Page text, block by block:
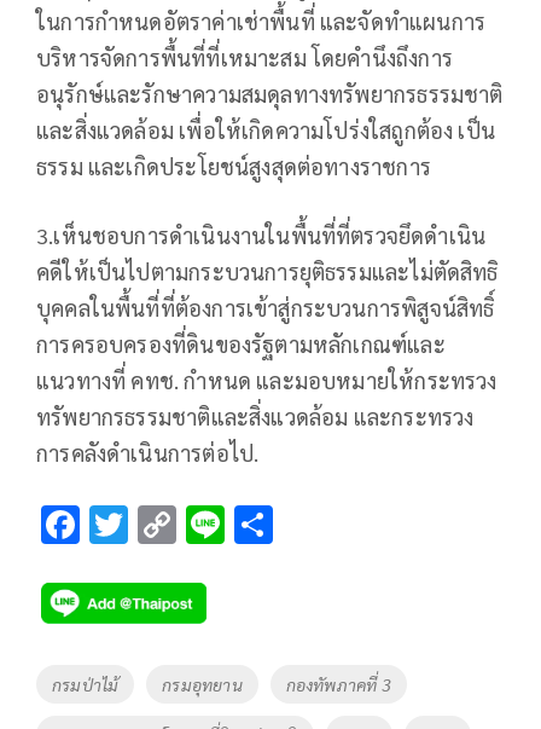
ในการกำหนดอัตราค่าเช่าพื้นที่ และจัดทำแผนการ
บริหารจัดการพื้นที่ที่เหมาะสม โดยคำนึงถึงการ
อนุรักษ์และรักษาความสมดุลทางทรัพยากรธรรมชาติ
และสิ่งแวดล้อม เพื่อให้เกิดความโปร่งใสถูกต้อง เป็น
ธรรม และเกิดประโยชน์สูงสุดต่อทางราชการ
3.เห็นชอบการดำเนินงานในพื้นที่ที่ตรวจยึดดำเนิน
คดีให้เป็นไปตามกระบวนการยุติธรรมและไม่ตัดสิทธิ
บุคคลในพื้นที่ที่ต้องการเข้าสู่กระบวนการพิสูจน์สิทธิ์
การครอบครองที่ดินของรัฐตามหลักเกณฑ์และ
แนวทางที่ คทช. กำหนด และมอบหมายให้กระทรวง
ทรัพยากรธรรมชาติและสิ่งแวดล้อม และกระทรวง
การคลังดำเนินการต่อไป.
F
e
b
o
T
tt
er
C
p
y
Li
Li
Tags
กรมป่าไม้ กรมอุทยาน กองทัพภาคที่ 3